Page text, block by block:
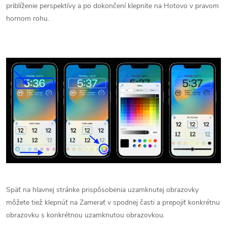
priblíženie perspektívy a po dokončení klepnite na Hotovo v pravom
hornom rohu.
Späť na hlavnej stránke prispôsobenia uzamknutej obrazovky
môžete tiež klepnúť na Zamerať v spodnej časti a prepojiť konkrétnu
obrazovku s konkrétnou uzamknutou obrazovkou.